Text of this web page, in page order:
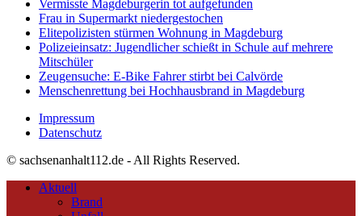
Vermisste Magdeburgerin tot aufgefunden
Frau in Supermarkt niedergestochen
Elitepolizisten stürmen Wohnung in Magdeburg
Polizeieinsatz: Jugendlicher schießt in Schule auf mehrere
Mitschüler
Zeugensuche: E-Bike Fahrer stirbt bei Calvörde
Menschenrettung bei Hochhausbrand in Magdeburg
Impressum
Datenschutz
© sachsenanhalt112.de - All Rights Reserved.
Aktuell
Brand